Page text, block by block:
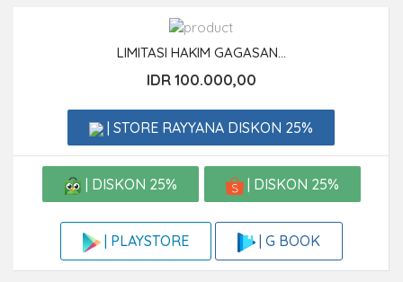
LIMITASI HAKIM GAGASAN...
IDR 100.000,00
| STORE RAYYANA DISKON 25%
| DISKON 25% | DISKON 25%
| PLAYSTORE | G BOOK